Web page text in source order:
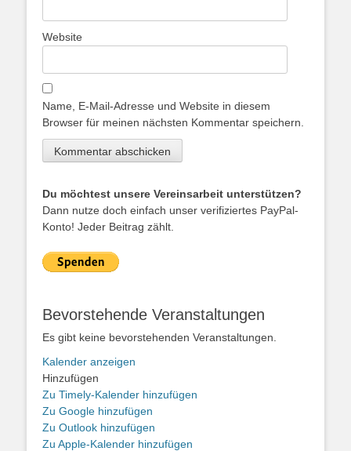
Website
Name, E-Mail-Adresse und Website in diesem
Browser für meinen nächsten Kommentar speichern.
Du möchtest unsere Vereinsarbeit unterstützen?
Dann nutze doch einfach unser verifiziertes PayPal-
Konto! Jeder Beitrag zählt.
Bevorstehende Veranstaltungen
Es gibt keine bevorstehenden Veranstaltungen.
Kalender anzeigen
Hinzufügen
Zu Timely-Kalender hinzufügen
Zu Google hinzufügen
Zu Outlook hinzufügen
Zu Apple-Kalender hinzufügen